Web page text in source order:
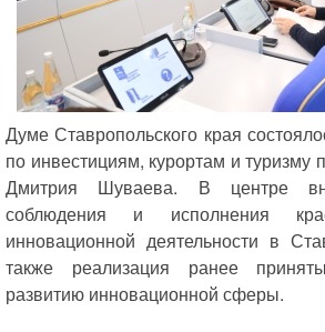
Думе Ставропольского края
по инвестициям, курортам и туризму
Дмитрия Шуваева. В центре
соблюдения и исполнения
инновационной деятельности в
также реализация ранее
развитию инновационной сферы.